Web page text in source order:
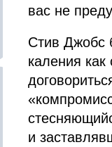
вас не
Стив Джобс
каления
и